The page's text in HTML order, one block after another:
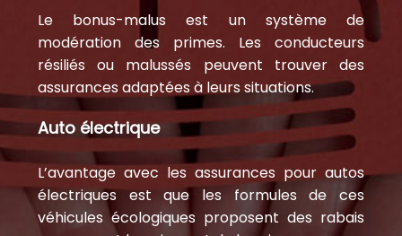
Le bonus-malus est un système de
modération des primes. Les conducteurs
résiliés ou malussés peuvent trouver des
assurances adaptées à leurs situations.
Auto électrique
L’avantage avec les assurances pour autos
électriques est que les formules de ces
véhicules écologiques proposent des rabais